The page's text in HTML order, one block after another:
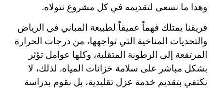
وهذا ما نسعى لتقديمه في كل مشروع نتولاه.
فريقنا يمتلك فهماً عميقاً لطبيعة المباني في الرياض
والتحديات المناخية التي تواجهها، من درجات الحرارة
المرتفعة إلى الرطوبة المتقلبة، وكلها عوامل تؤثر
بشكل مباشر على سلامة خزانات المياه. لذلك، لا
نكتفي بتقديم خدمة عزل تقليدية، بل نقوم بدراسة